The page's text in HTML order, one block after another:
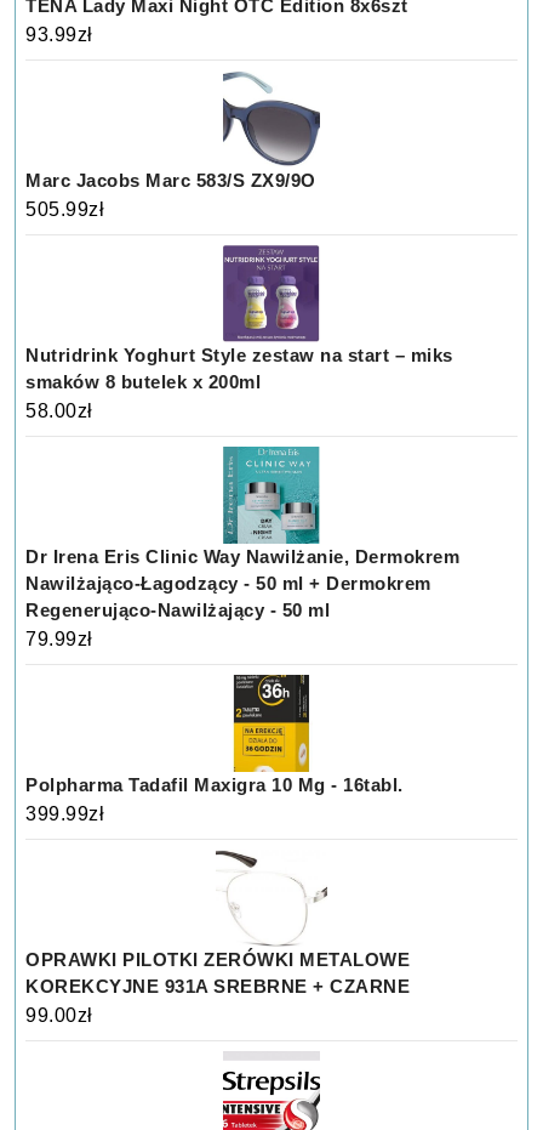
TENA Lady Maxi Night OTC Edition 8x6szt
93.99zł
Marc Jacobs Marc 583/S ZX9/9O
505.99zł
Nutridrink Yoghurt Style zestaw na start – miks
smaków 8 butelek x 200ml
58.00zł
Dr Irena Eris Clinic Way Nawilżanie, Dermokrem
Nawilżająco-Łagodzący - 50 ml + Dermokrem
Regenerująco-Nawilżający - 50 ml
79.99zł
Polpharma Tadafil Maxigra 10 Mg - 16tabl.
399.99zł
OPRAWKI PILOTKI ZERÓWKI METALOWE
KOREKCYJNE 931A SREBRNE + CZARNE
99.00zł